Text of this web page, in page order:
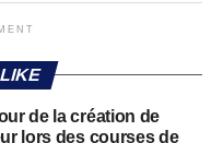
de la création de
lors des courses de